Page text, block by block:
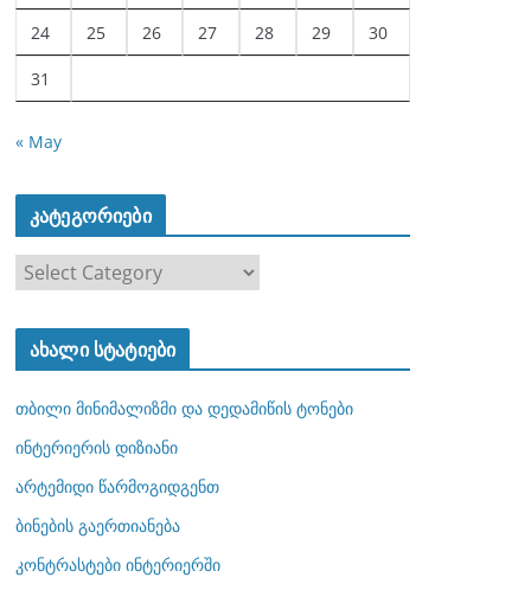
24 25 26 27 28 29 30
31
« May
კატეგორიები
ტ
ო
რ
ბ
ი
ახალი სტატიები
თბილი მინიმალიზმი და დედამიწის ტონები
ინტერიერის დიზიანი
არტემიდი წარმოგიდგენთ
ბინების გაერთიანება
კონტრასტები ინტერიერში